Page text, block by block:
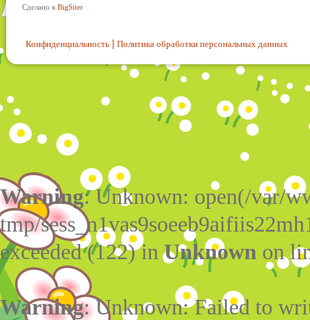
Сделано в BigSiter
Конфиденциальность Политика обработки персональных данных
Warning: Unknown: open(/var/
tmp/
exceeded (122) inUnknown on
Warning: Unknown: Failed to